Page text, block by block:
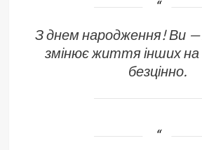
З днем народження! Ви —
змінює життя інших на
безцінно.